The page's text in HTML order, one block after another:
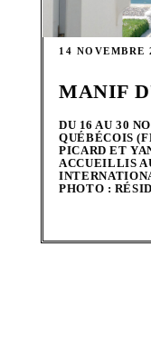
14 NOVEMBRE
MANIF
DU 16 AU 30
QUÉBÉCOIS
PICARD ET
ACCUEILLIS
PHOTO :